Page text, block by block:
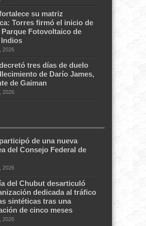
su matriz
Torres firmó el inicio de
Fotovoltaico de
Indios
2026
tres días de duelo
de Darío James,
de Gaiman
2026
de una nueva
del Consejo Federal de
2026
del Chubut desarticuló
dedicada al tráfico
sintéticas tras una
de cinco meses
2026